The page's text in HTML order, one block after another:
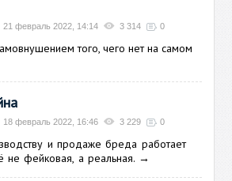
21 февраль 2022, 14:14 3 314 0
того, чего нет на самом
18 февраль 2022, 16:46 3 229 0
и продаже бреда работает
не фейковая, а реальная. →